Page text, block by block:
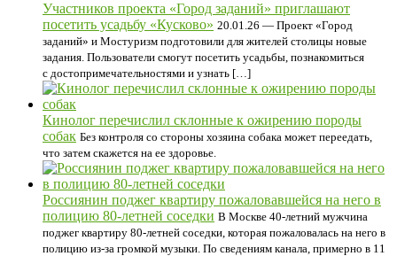
Участников проекта «Город заданий» приглашают
посетить усадьбу «Кусково» 20.01.26 — Проект «Город
заданий» и Мостуризм подготовили для жителей столицы новые
задания. Пользователи смогут посетить усадьбы, познакомиться
с достопримечательностями и узнать […]
Кинолог перечислил склонные к ожирению породы
собак Без контроля со стороны хозяина собака может переедать,
что затем скажется на ее здоровье.
Россиянин поджег квартиру пожаловавшейся на него в
полицию 80-летней соседки В Москве 40-летний мужчина
поджег квартиру 80-летней соседки, которая пожаловалась на него в
полицию из-за громкой музыки. По сведениям канала, примерно в 11